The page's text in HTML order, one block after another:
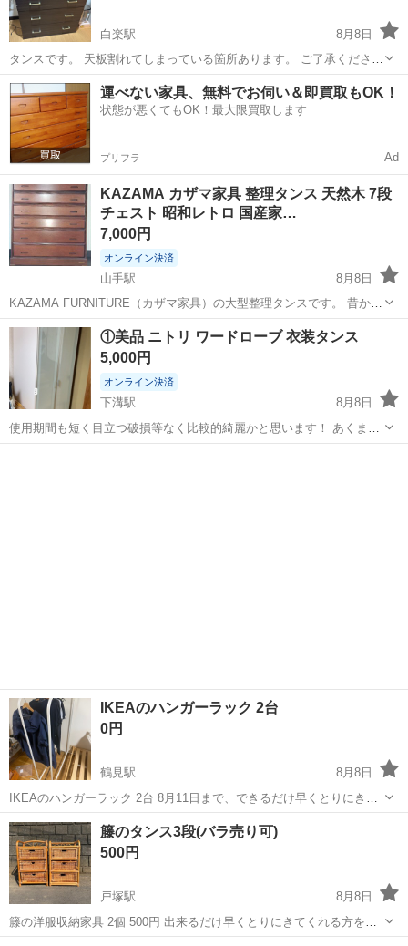
白楽駅
8月8日
タンスです。 天板割れてしまっている箇所あります。 ご了承ください
ご質問お気軽におっしゃってください。
神奈川 横浜市 白楽駅 収納家具 タンス
運べない家具、無料でお伺い＆即買取もOK！
状態が悪くてもOK！最大限買取します
プリフラ Ad
KAZAMA カザマ家具 整理タンス 天然木 7段
チェスト 昭和レトロ 国産家…
7,000円
オンライン決済
山手駅
8月8日
KAZAMA FURNITURE（カザマ家具）の大型整理タンスです。 昔から
自宅で使用していた家具で、正確な購入時期は不明ですが、デザイン
や表示ラベル等から昭和後期～平成初期頃の家具と思われます。 最近
の組立家具とは違い、し...
神奈川 横浜市 山手駅 収納家具
①美品 ニトリ ワードローブ 衣装タンス
5,000円
オンライン決済
下溝駅
8月8日
使用期間も短く目立つ破損等なく比較的綺麗かと思います！ あくまで
中古品ご了承くださいませ。 汚れが付きにくい素材でサッと拭き取る
IKEAのハンガーラック 2台
0円
鶴見駅
8月8日
IKEAのハンガーラック 2台 8月11日まで、できるだけ早くとりにきて
くれる方を優先させていただきます。 よろしくおねがいします。
神奈川 横浜市 鶴見駅 収納家具 IKEA
籐のタンス3段(バラ売り可)
500円
戸塚駅
8月8日
籐の洋服収納家具 2個 500円 出来るだけ早くとりにきてくれる方を優
先させて頂きます。 よろしくおねがいします。